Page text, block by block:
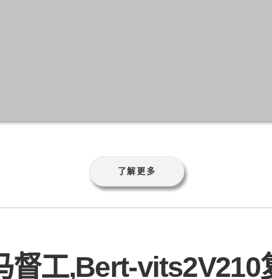
了解更多
督工,Bert-vits2V210